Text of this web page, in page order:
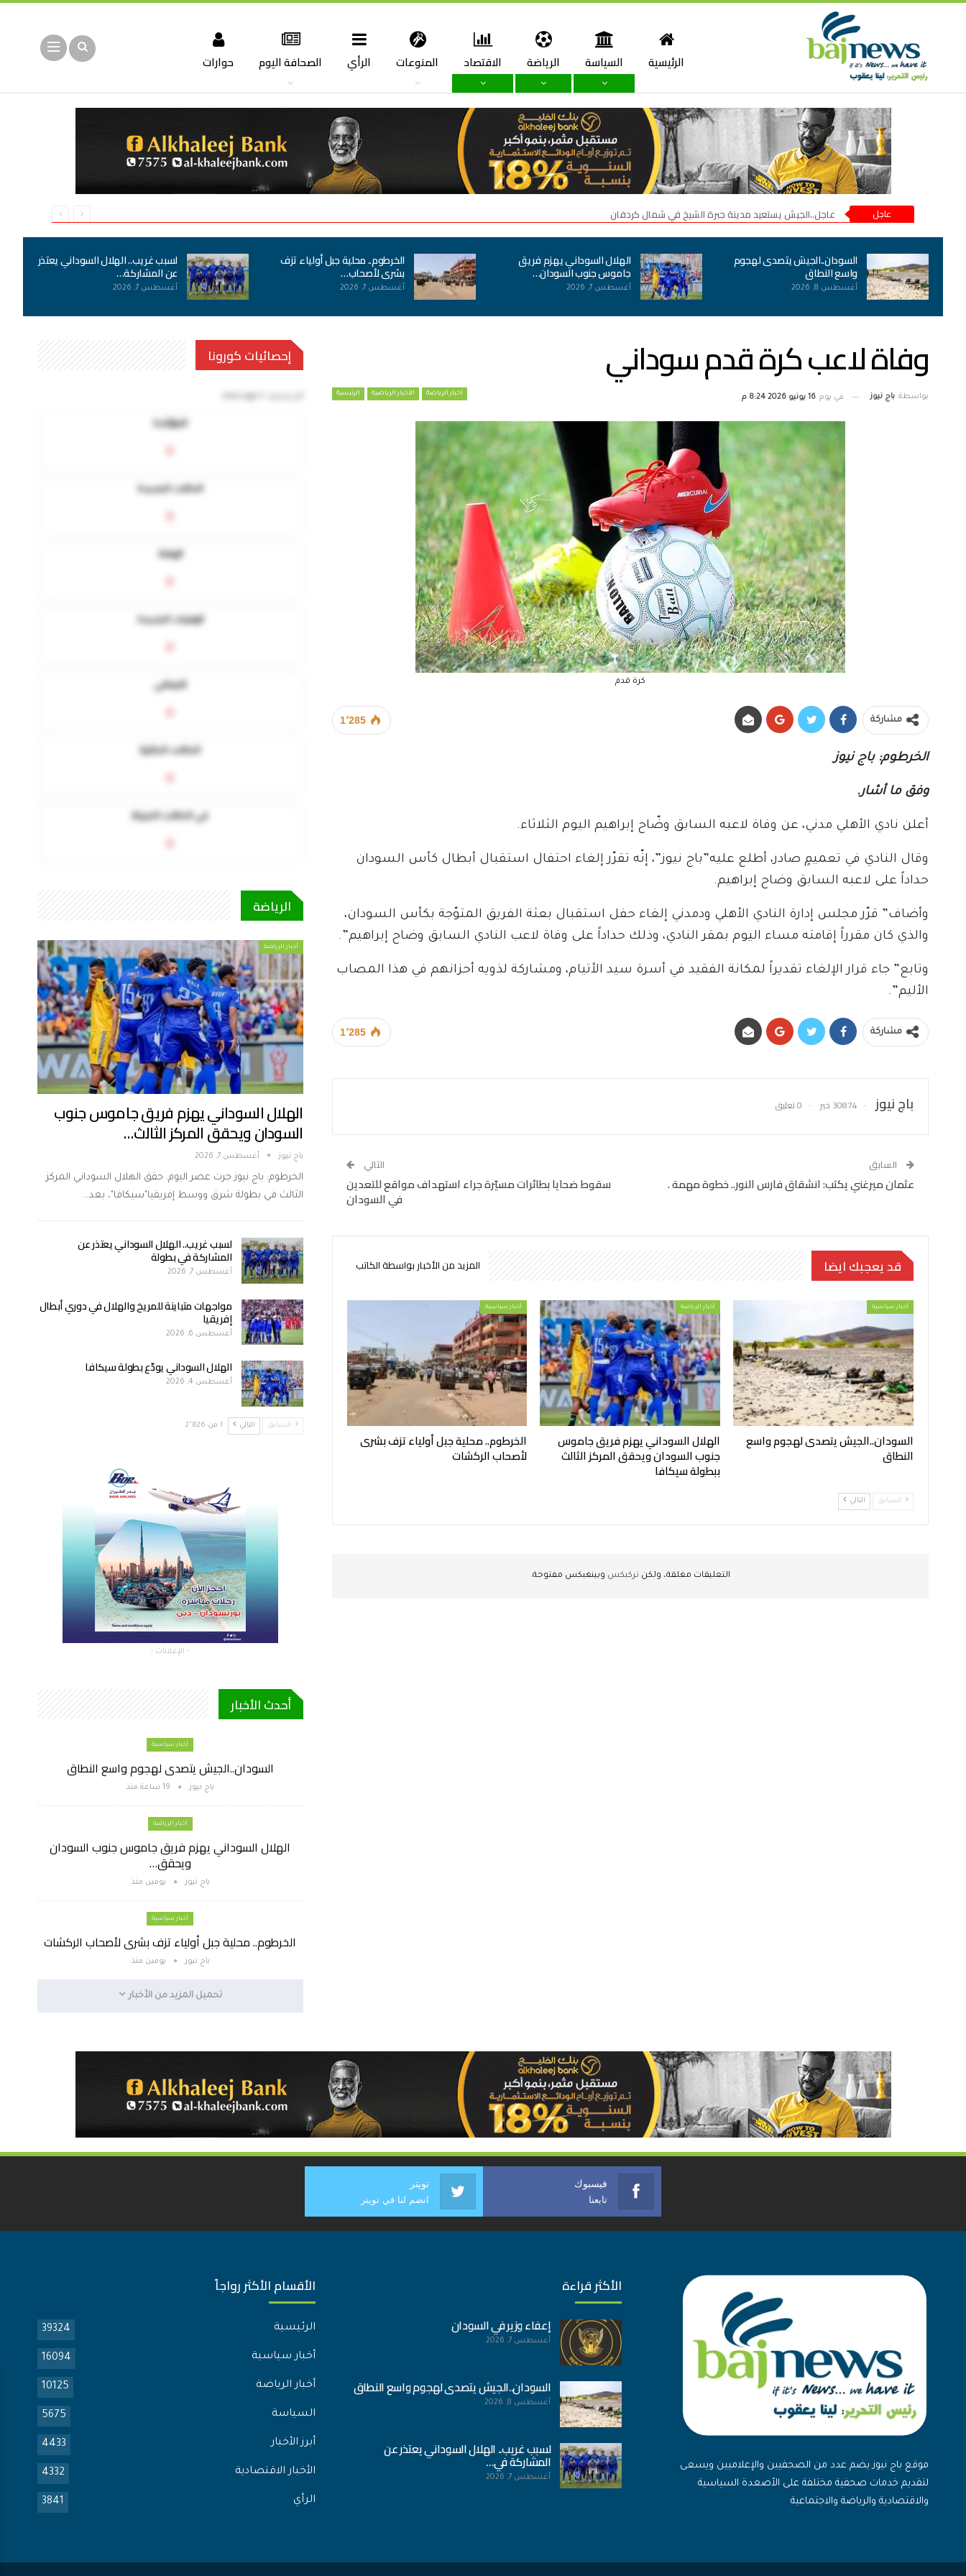
الرئيسية السياسة الرياضة الاقتصاد المنوعات الرأي الصحافة اليوم حوارات
عاجل عاجل..الجيش يستعيد مدينة جبرة الشيخ في شمال كردفان
السودان..الجيش يتصدى لهجوم
واسع النطاق
أغسطس 8, 2026
الهلال السوداني يهزم فريق
جاموس جنوب السودان…
أغسطس 7, 2026
الخرطوم.. محلية جبل أولياء تزف
بشرى لأصحاب…
أغسطس 7, 2026
لسبب غريب.. الهلال السوداني يعتذر
عن المشاركة…
أغسطس 7, 2026
وفاة لاعب كرة قدم سوداني
أخبار الرياضة الأخبار الرياضية الرئيسية بواسطة باج نيوز في يوم 16 يونيو 2026 8:24 م
كرة قدم
1٬285 مشاركة
الخرطوم: باج نيوز
وفق ما أشار.
أعلن نادي الأهلي مدني، عن وفاة لاعبه السابق وضّاح إبراهيم اليوم الثلاثاء.
وقال النادي في تعميمٍ صادر، أطلع عليه”باج نيوز”، إنّه تقرّر إلغاء احتفال استقبال أبطال كأس السودان
حداداً على لاعبه السابق وضاح إبراهيم.
وأضاف” قرّر مجلس إدارة النادي الأهلي ودمدني إلغاء حفل استقبال بعثة الفريق المتوّجة بكأس السودان،
والذي كان مقرراً إقامته مساء اليوم بمقر النادي، وذلك حداداً على وفاة لاعب النادي السابق وضاح إبراهيم”.
وتابع” جاء قرار الإلغاء تقديراً لمكانة الفقيد في أسرة سيد الأتيام، ومشاركة لذويه أحزانهم في هذا المصاب
الأليم”.
1٬285 مشاركة
باج نيوز 30874 خبر 0 تعليق
السابق
عثمان ميرغني يكتب: انشقاق فارس النور.. خطوة مهمة .
التالي
سقوط ضحايا بطائرات مسيّرة جراء استهداف مواقع للتعدين
في السودان
قد يعجبك ايضا المزيد من الأخبار بواسطة الكاتب
أخبار سياسية
السودان..الجيش يتصدى لهجوم واسع
النطاق
أخبار الرياضة
الهلال السوداني يهزم فريق جاموس
جنوب السودان ويحقق المركز الثالث
ببطولة سيكافا
أخبار سياسية
الخرطوم.. محلية جبل أولياء تزف بشرى
لأصحاب الركشات
السابق التالي
التعليقات مغلقة، ولكن تركبكس وبينغبكس مفتوحة.
إحصائيات كورونا
التعافي
في الحالات الحرجة
الرياضة
أخبار الرياضة
الهلال السوداني يهزم فريق جاموس جنوب
السودان ويحقق المركز الثالث…
باج نيوز أغسطس 7, 2026
الخرطوم: باج نيوز جرت عصر اليوم. حقق الهلال السوداني المركز
الثالث في بطولة شرق ووسط إفريقيا"سيكافا"، بعد…
لسبب غريب.. الهلال السوداني يعتذر عن
المشاركة في بطولة
أغسطس 7, 2026
مواجهات متباينة للمريخ والهلال في دوري أبطال
إفريقيا
أغسطس 6, 2026
الهلال السوداني يودّع بطولة سيكافا
أغسطس 4, 2026
السابق التالي 1 من 2٬826
- الإعلانات -
أحدث الأخبار
أخبار سياسية
السودان..الجيش يتصدى لهجوم واسع النطاق
باج نيوز 19 ساعة منذ
أخبار الرياضة
الهلال السوداني يهزم فريق جاموس جنوب السودان
ويحقق…
باج نيوز يومين منذ
أخبار سياسية
الخرطوم.. محلية جبل أولياء تزف بشرى لأصحاب الركشات
باج نيوز يومين منذ
تحميل المزيد من الأخبار
فيسبوك
تابعنا
تويتر
انضم لنا في تويتر
موقع باج نيوز يضم عدد من الصحفيين والإعلاميين ويسعى
لتقديم خدمات صحفية مختلفة على الأصعدة السياسية
والاقتصادية والرياضة والاجتماعية
الأكثر قراءة
إعفاء وزير في السودان
أغسطس 7, 2026
السودان..الجيش يتصدى لهجوم واسع النطاق
أغسطس 8, 2026
لسبب غريب.. الهلال السوداني يعتذر عن
المشاركة في…
أغسطس 7, 2026
الأقسام الأكثر رواجاً
الرئيسية 39324
أخبار سياسية 16094
أخبار الرياضة 10125
السياسة 5675
أبرز الأخبار 4433
الأخبار الاقتصادية 4332
الرأي 3841